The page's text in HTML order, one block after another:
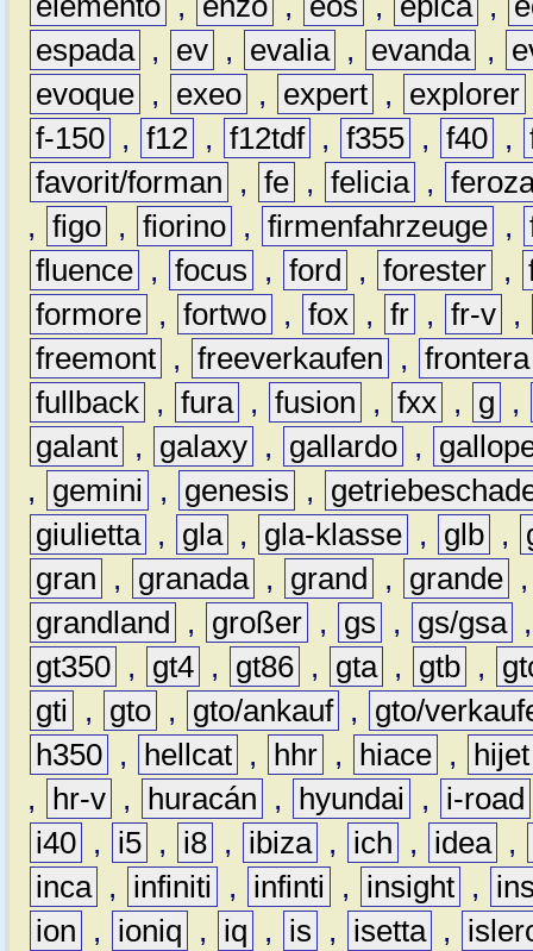
espada , ev , evalia , evanda ,
evoque , exeo , expert , explorer
f-150 , f12 , f12tdf , f355 , f40 ,
favorit/forman
, fe , felicia ,
, figo , fiorino , firmenfahrzeuge ,
fluence , focus , ford , forester ,
formore , fortwo , fox , fr , fr-v ,
freemont , freeverkaufen , frontera
fullback , fura , fusion , fxx , g
,
galant , galaxy , gallardo ,
,
gemini , genesis ,
giulietta , gla , gla-klasse , glb ,
gran
, granada , grand , grande
grandland
, großer , gs , gs/gsa
gt350 , gt4 , gt86 , gta , gtb ,
gti
, gto , gto/ankauf ,
gto/
h350 , hellcat , hhr , hiace ,
hijet
,
hr-v , huracán , hyundai ,
i-road
i40 , i5 , i8 , ibiza , ich , idea ,
inca , infiniti , infinti , insight ,
ion
, ioniq , iq , is , isetta ,